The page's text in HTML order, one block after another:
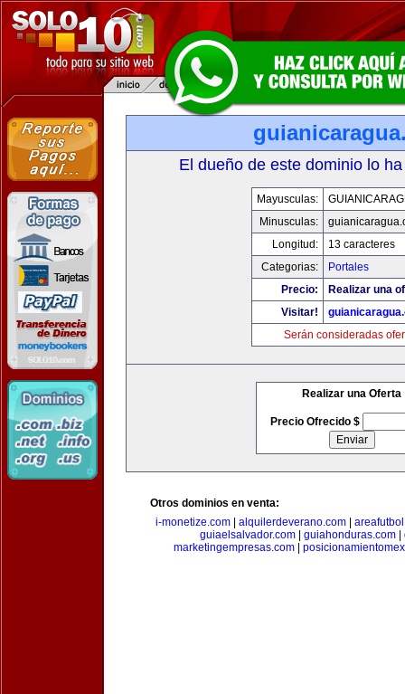
El dueño de este dominio lo
Mayusculas:
Minusculas:
Longitud:
13 caracteres
Categorias:
Portales
Precio:
Realizar una
Visitar!
Serán consideradas
Realizar una Oferta
Precio Ofrecido $
Otros dominios en venta:
i-monetize.com
alquilerdeverano.com
guiaelsalvador.com| guiahonduras.com|
marketingempresas.com